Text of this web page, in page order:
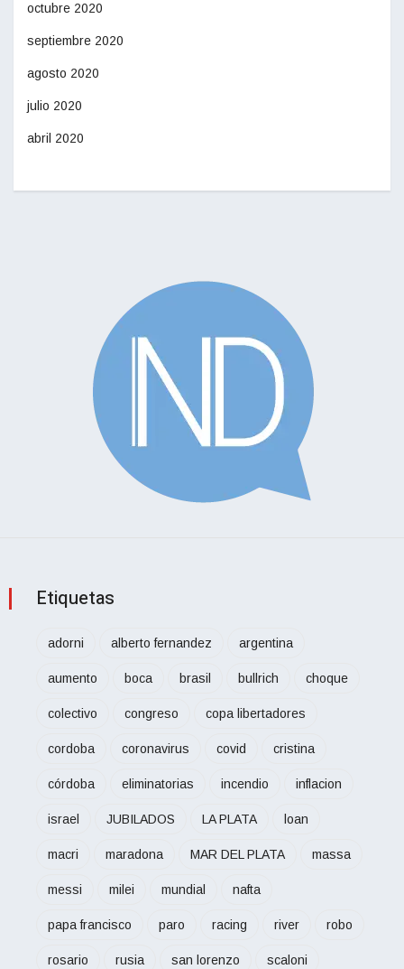
octubre 2020
septiembre 2020
agosto 2020
julio 2020
abril 2020
Etiquetas
adorni alberto fernandez argentina
aumento boca brasil bullrich choque
colectivo congreso copa libertadores
cordoba coronavirus covid cristina
córdoba eliminatorias incendio inflacion
israel JUBILADOS LA PLATA loan
macri maradona MAR DEL PLATA massa
messi milei mundial nafta
papa francisco paro racing river robo
rosario rusia san lorenzo scaloni